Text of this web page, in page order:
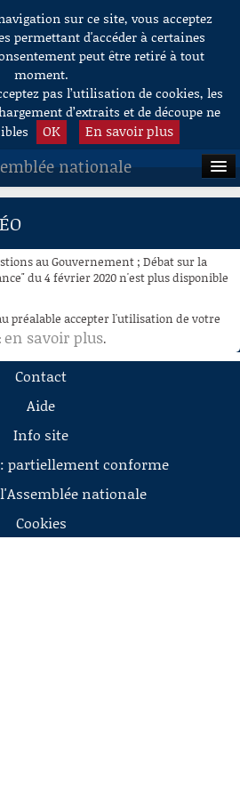
sur ce site, vous acceptez
permettant d'accéder à certaines
peut être retiré à tout
moment.
pas l’utilisation de cookies, les
d’extraits et de découpe ne
OK En savoir plus
nationale
au Gouvernement ; Débat sur la
du 4 février 2020 n'est plus disponible
préalable accepter l'utilisation de votre
en savoir plus.
Contact
Aide
Info site
partiellement conforme
nationale
Cookies